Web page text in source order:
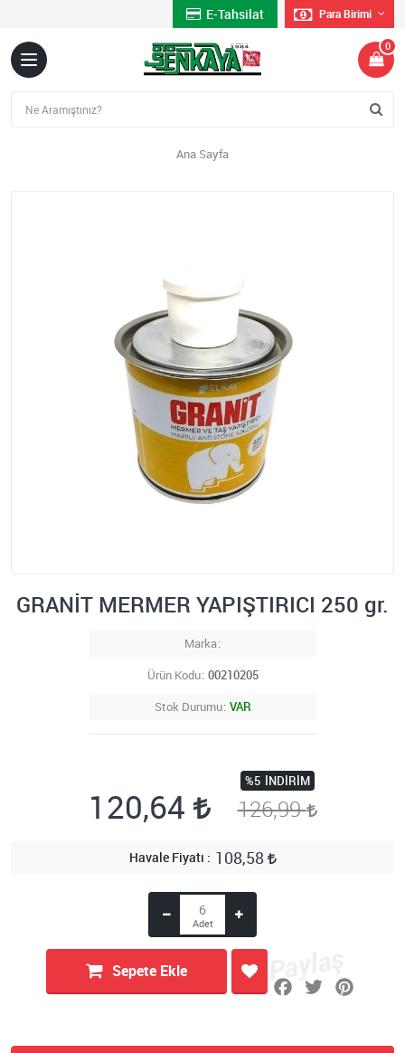
E-Tahsilat Para Birimi
0
Ana Sayfa
GRANİT MERMER YAPIŞTIRICI 250 gr.
Marka
Ürün Kodu 00210205
Stok Durumu VAR
120,64
%5 İNDIRIM
126,99
Havale Fiyatı 108,58
Sepete Ekle